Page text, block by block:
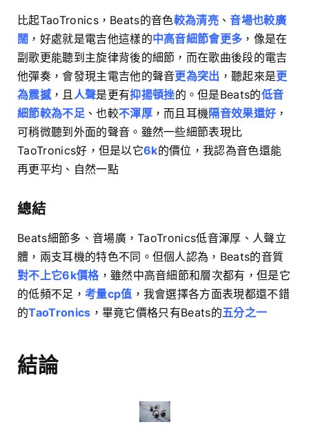
比起TaoTronics，Beats的音色較為清亮 、音場也較廣
闊 ，好處就是電吉他這樣的中高音細節會更多 ，像是在
副歌更能聽到主旋律背後的細節，而在歌曲後段的電吉
他彈奏，會發現主電吉他的聲音更為突出 ，聽起來是更
為震撼，且人聲是更有抑揚頓挫的。但是Beats的低音
細節較為不足、也較不渾厚，而且耳機隔音效果還好 ，
可稍微聽到外面的聲音。雖然一些細節表現比
TaoTronics好，但是以它6k的價位，我認為音色還能
再更平均、自然一點
總結
Beats細節多、音場廣，TaoTronics低音渾厚、人聲立
體，兩支耳機的特色不同。但個人認為，Beats的音質
對不上它6k價格，雖然中高音細節和層次都有，但是它
的低頻不足， 考量cp值 ，我會選擇各方面表現都還不錯
的TaoTronics ，畢竟它價格只有Beats的五分之一
結論